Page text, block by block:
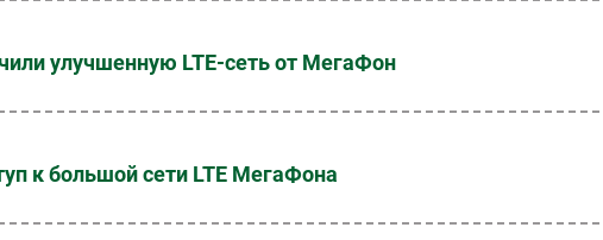
улучшенную LTE-сеть от МегаФон
к большой сети LTE МегаФона